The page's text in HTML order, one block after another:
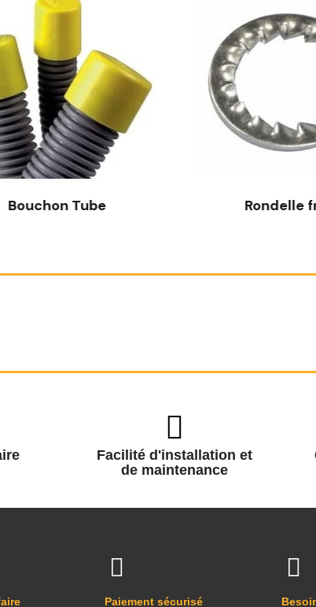
Bouchon Tube Rondelle
Facilité d'installation et
de maintenance
Paiement sécurisé